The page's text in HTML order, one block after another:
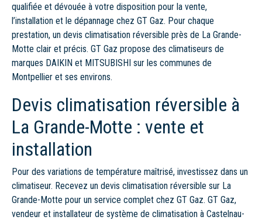
qualifiée et dévouée à votre disposition pour la vente,
l’installation et le dépannage chez GT Gaz. Pour chaque
prestation, un devis climatisation réversible près de La Grande-
Motte clair et précis. GT Gaz propose des climatiseurs de
marques DAIKIN et MITSUBISHI sur les communes de
Montpellier et ses environs.
Devis climatisation réversible à
La Grande-Motte : vente et
installation
Pour des variations de température maîtrisé, investissez dans un
climatiseur. Recevez un devis climatisation réversible sur La
Grande-Motte pour un service complet chez GT Gaz. GT Gaz,
vendeur et installateur de système de climatisation à Castelnau-